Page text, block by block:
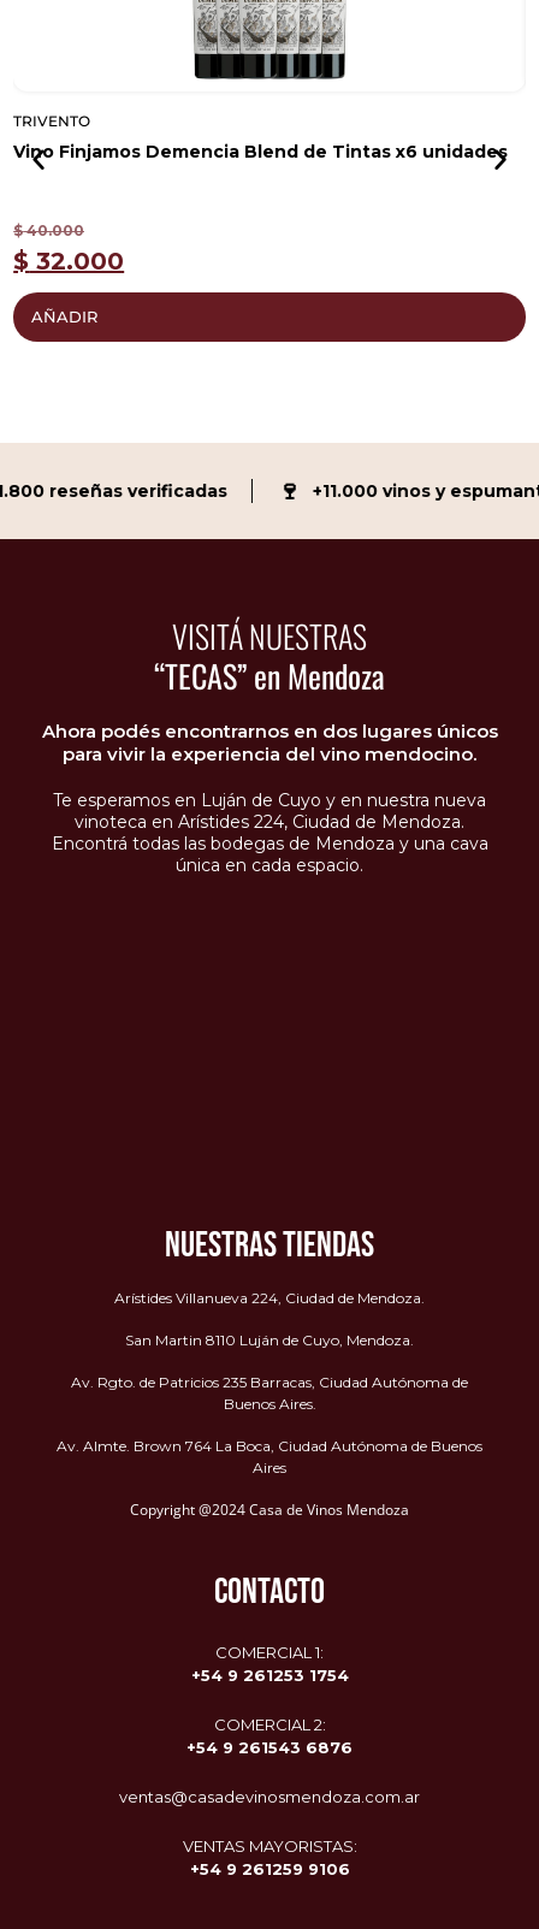
TRIVENTO
Vino Finjamos Demencia Blend de Tintas x6 unidades
$40.000
$ 32.000
AÑADIR
reseñas verificadas +11.000 vinos y espumante
VISITÁ NUESTRAS
“TECAS” en Mendoza
Ahora podés encontrarnos en dos lugares únicos
para vivir la experiencia del vino mendocino.
Te esperamos en Luján de Cuyo y en nuestra nueva
vinoteca en Arístides 224, Ciudad de Mendoza.
Encontrá todas las bodegas de Mendoza y una cava
única en cada espacio.
NUESTRAS TIENDAS
Arístides Villanueva 224, Ciudad de Mendoza.
San Martin 8110 Luján de Cuyo, Mendoza.
Av. Rgto. de Patricios 235 Barracas, Ciudad Autónoma de
Buenos Aires.
Av. Almte. Brown 764 La Boca, Ciudad Autónoma de Buenos
Aires
Copyright @2024 Casa de Vinos Mendoza
CONTACTO
COMERCIAL 1:
+54 9 261253 1754
COMERCIAL 2:
+54 9 261543 6876
ventas@casadevinosmendoza.com.ar
VENTAS MAYORISTAS:
+54 9 261259 9106